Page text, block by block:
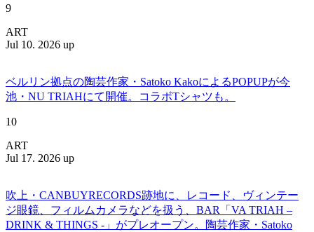
9
ART
Jul 10. 2026 up
ベルリン拠点の陶芸作家・Satoko KakoによるPOPUPが今
池・NU TRIAHにて開催。コラボTシャツも。
10
ART
Jul 17. 2026 up
吹上・CANBUYRECORDS跡地に、レコード、ヴィンテー
ジ眼鏡、フィルムカメラなどを扱う、BAR「VA TRIAH –
DRINK & THINGS -」がプレオープン。陶芸作家・Satoko